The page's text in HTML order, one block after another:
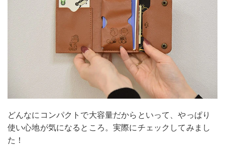
どんなにコンパクトで大容量だからといって、やっぱり
使い心地が気になるところ。実際にチェックしてみまし
た！